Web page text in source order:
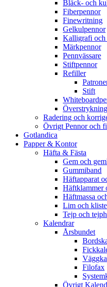
Bläck- och
Fiberpennor
Finewritning
Gelkulpennor
Kalligrafi och
Märkpennor
Pennvässare
Stiftpennor
Refiller
Stift
Radering och
Övrigt Pennor och
Gotlandica
Papper & Kontor
Häfta & Fästa
Gem och
Gummiband
Häftapparat
Häftklammer
Häftmassa
Lim och
Tejp och
Kalendrar
Årsbundet
Filofax
Övrigt